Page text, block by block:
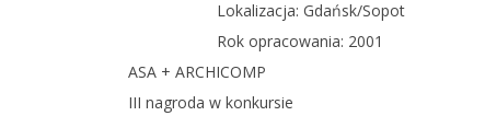
Lokalizacja: Gdańsk/Sopot
Rok opracowania: 2001
ASA + ARCHICOMP
III nagroda w konkursie